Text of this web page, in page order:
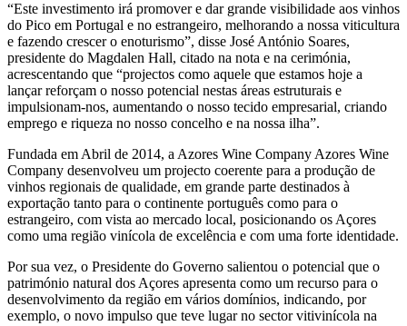
“Este investimento irá promover e dar grande visibilidade aos vinhos
do Pico em Portugal e no estrangeiro, melhorando a nossa viticultura
e fazendo crescer o enoturismo”, disse José António Soares,
presidente do Magdalen Hall, citado na nota e na cerimónia,
acrescentando que “projectos como aquele que estamos hoje a
lançar reforçam o nosso potencial nestas áreas estruturais e
impulsionam-nos, aumentando o nosso tecido empresarial, criando
emprego e riqueza no nosso concelho e na nossa ilha”.
Fundada em Abril de 2014, a Azores Wine Company Azores Wine
Company desenvolveu um projecto coerente para a produção de
vinhos regionais de qualidade, em grande parte destinados à
exportação tanto para o continente português como para o
estrangeiro, com vista ao mercado local, posicionando os Açores
como uma região vinícola de excelência e com uma forte identidade.
Por sua vez, o Presidente do Governo salientou o potencial que o
património natural dos Açores apresenta como um recurso para o
desenvolvimento da região em vários domínios, indicando, por
exemplo, o novo impulso que teve lugar no sector vitivinícola na